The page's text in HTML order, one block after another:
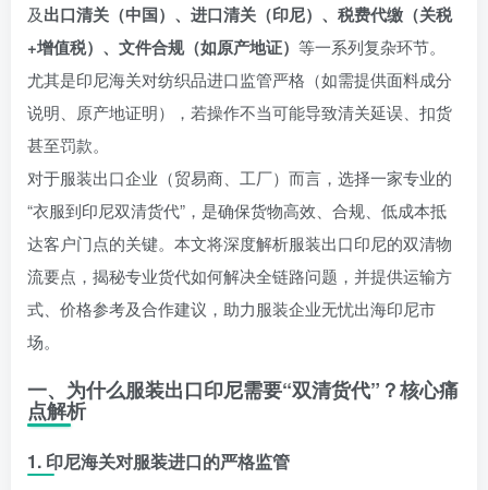
及出口清关（中国）、进口清关（印尼）、税费代缴（关税
+增值税）、文件合规（如原产地证） 等一系列复杂环节。
尤其是印尼海关对纺织品进口监管严格（如需提供面料成分
说明、原产地证明），若操作不当可能导致清关延误、扣货
甚至罚款。
对于服装出口企业（贸易商、工厂）而言，选择一家专业的
“衣服到印尼双清货代”，是确保货物高效、合规、低成本抵
达客户门点的关键。本文将深度解析服装出口印尼的双清物
流要点，揭秘专业货代如何解决全链路问题，并提供运输方
式、价格参考及合作建议，助力服装企业无忧出海印尼市
场。
一、为什么服装出口印尼需要“双清货代”？核心痛
点解析
1. 印尼海关对服装进口的严格监管